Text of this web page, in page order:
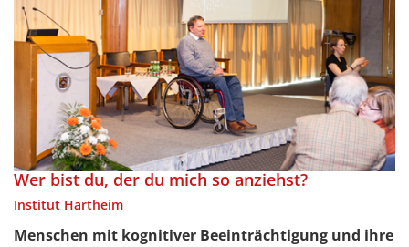
Wer bist du, der du mich so anziehst?
Institut Hartheim
Menschen mit kognitiver Beeinträchtigung und ihre